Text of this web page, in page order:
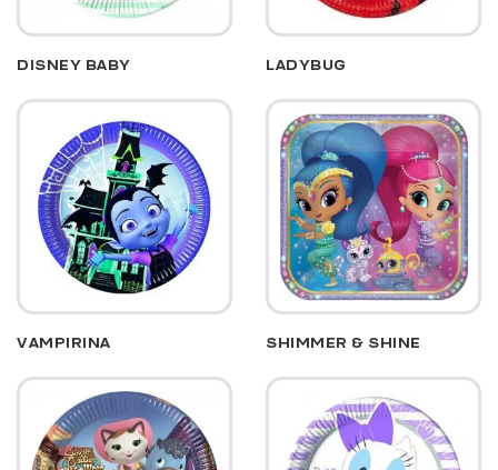
DISNEY BABY LADYBUG
VAMPIRINA SHIMMER & SHINE